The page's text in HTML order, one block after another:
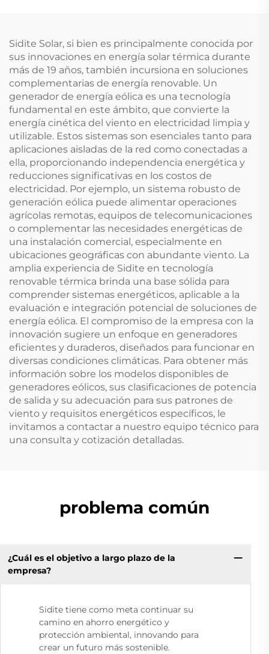
TÉRMICAS SOLARES
NO SE REQUIERE
SOLDADURA
Calentamiento 18
Protecciones
Sidite Solar, si bien es principalmente conocida por
sus innovaciones en energía solar térmica durante
más de 19 años, también incursiona en soluciones
complementarias de energía renovable. Un
generador de energía eólica es una tecnología
fundamental en este ámbito, que convierte la
energía cinética del viento en electricidad limpia y
utilizable. Estos sistemas son esenciales tanto para
aplicaciones aisladas de la red como conectadas a
ella, proporcionando independencia energética y
reducciones significativas en los costos de
electricidad. Por ejemplo, un sistema robusto de
generación eólica puede alimentar operaciones
agrícolas remotas, equipos de telecomunicaciones
o complementar las necesidades energéticas de
una instalación comercial, especialmente en
ubicaciones geográficas con abundante viento. La
amplia experiencia de Sidite en tecnología
renovable térmica brinda una base sólida para
comprender sistemas energéticos, aplicable a la
evaluación e integración potencial de soluciones de
energía eólica. El compromiso de la empresa con la
innovación sugiere un enfoque en generadores
eficientes y duraderos, diseñados para funcionar en
diversas condiciones climáticas. Para obtener más
información sobre los modelos disponibles de
generadores eólicos, sus clasificaciones de potencia
de salida y su adecuación para sus patrones de
viento y requisitos energéticos específicos, le
invitamos a contactar a nuestro equipo técnico para
una consulta y cotización detalladas.
problema común
¿Cuál es el objetivo a largo plazo de la
empresa?
Sidite tiene como meta continuar su
camino en ahorro energético y
protección ambiental, innovando para
crear un futuro más sostenible.